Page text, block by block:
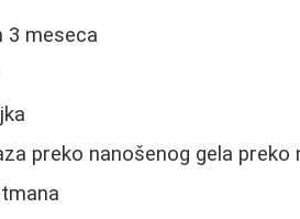
3 meseca
preko nanošenog gela preko